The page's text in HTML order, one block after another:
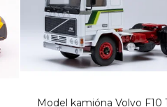
Model kamióna Volvo F10